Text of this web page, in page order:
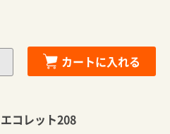
カートに入れる
エコレット208